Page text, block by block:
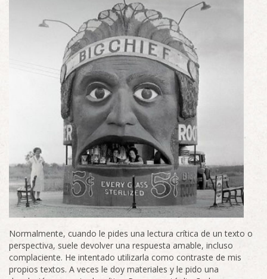
Normalmente, cuando le pides una lectura crítica de un texto o
perspectiva, suele devolver una respuesta amable, incluso
complaciente. He intentado utilizarla como contraste de mis
propios textos. A veces le doy materiales y le pido una